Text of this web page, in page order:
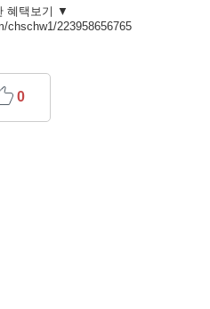
혜택보기 ▼
chschw1/223958656765
0